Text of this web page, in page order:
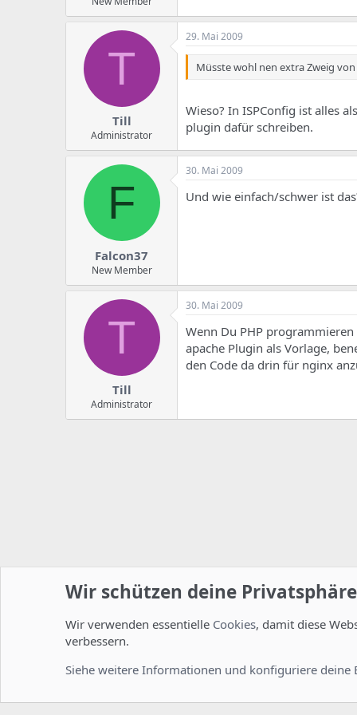
T
Till
Administrator
29. Mai 2009
Müsste wohl nen extra Zweig
Wieso? In ISPConfig ist alles
plugin dafür schreiben.
F
Falcon37
New Member
30. Mai 2009
Und wie einfach/schwer ist
T
Till
Administrator
30. Mai 2009
Wenn Du PHP
apache Plugin als Vorlage,
den Code da drin für nginx
Startseite Foren Linux Foren Installation und
Wir schützen deine Privatsphäre
Wir verwenden essentielle Cookies, damit diese
verbessern.
Siehe weitere Informationen und konfiguriere deine